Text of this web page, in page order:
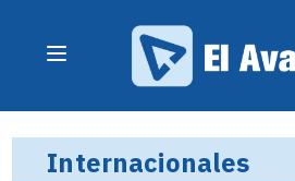
Internacionales